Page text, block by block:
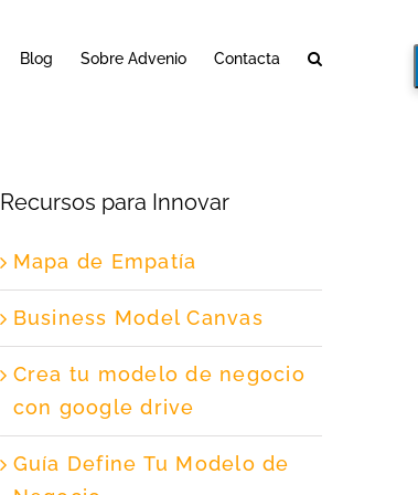
Blog Sobre Advenio Contacta
Recursos para Innovar
Mapa de Empatía
Business Model Canvas
Crea tu modelo de negocio
con google drive
Guía Define Tu Modelo de